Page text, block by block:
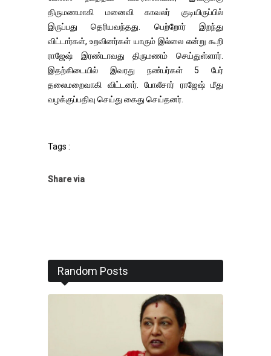
திருமணமாகி மனைவி காவலர் குடியிருப்பில்
இருப்பது தெரியவந்தது. பெற்றோர் இறந்து
விட்டார்கள், உறவினர்கள் யாரும் இல்லை என்று கூறி
ராஜேஷ் இரண்டாவது திருமணம் செய்துள்ளார்.
இதற்கிடையில் இவரது நண்பர்கள் 5 பேர்
தலைமறைவாகி விட்டனர். போலீசார் ராஜேஷ் மீது
வழக்குப்பதிவு செய்து கைது செய்தனர்.
Tags :
Share via
Random Posts